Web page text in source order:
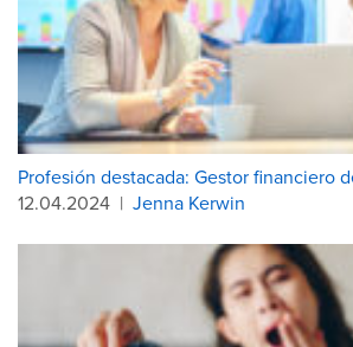
Profesión destacada: Gestor financiero
12.04.2024 | Jenna Kerwin